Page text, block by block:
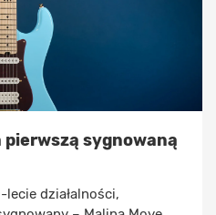
sygnowaną
działalności,